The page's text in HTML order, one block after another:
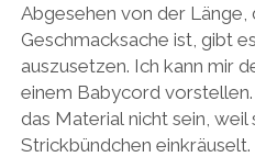
Abgesehen von der Länge,
Geschmacksache ist, gibt
auszusetzen. Ich kann mir
einem Babycord
das Material nicht sein, weil
Strickbündchen einkräuselt.